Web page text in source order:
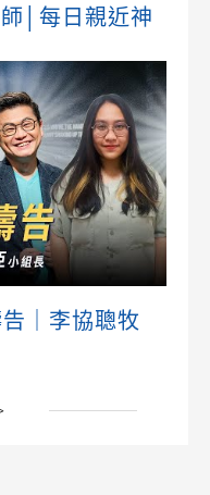
│每日親近神
｜李協聰牧